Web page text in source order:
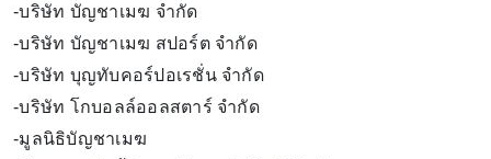
-บริษัท บัญชาเมฆ จำกัด
-บริษัท บัญชาเมฆ สปอร์ต จำกัด
-บริษัท บุญทับคอร์ปอเรชั่น จำกัด
-บริษัท โกบอลล์ออลสตาร์ จำกัด
-มูลนิธิบัญชาเมฆ